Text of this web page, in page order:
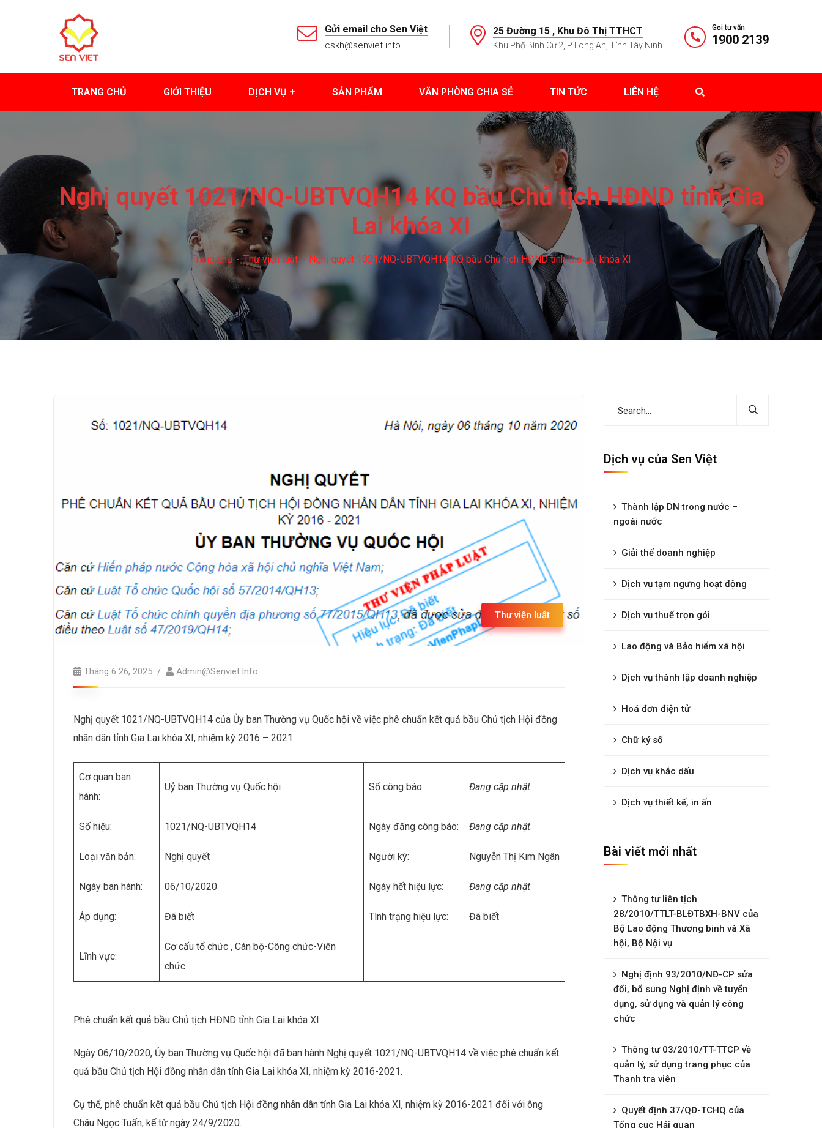
Gửi email cho Sen Việt
cskh@senviet.info
25 Đường 15 , Khu Đô Thị TTHCT
Khu Phố Bình Cư 2, P Long An, Tỉnh Tây Ninh
Gọi tư vấn
1900 2139
TRANG CHỦ GIỚI THIỆU DỊCH VỤ SẢN PHẨM VĂN PHÒNG CHIA SẺ TIN TỨC LIÊN HỆ
Nghị quyết 1021/NQ-UBTVQH14 KQ bầu Chủ tịch HĐND tỉnh Gia
Lai khóa XI
Trang chủ Thư viện luật Nghị quyết 1021/NQ-UBTVQH14 KQ bầu Chủ tịch HĐND tỉnh Gia Lai khóa XI
Thư viện luật
Tháng 6 26, 2025 Admin@senviet.info
Nghị quyết 1021/NQ-UBTVQH14 của Ủy ban Thường vụ Quốc hội về việc phê chuẩn kết quả bầu Chủ tịch Hội đồng
nhân dân tỉnh Gia Lai khóa XI, nhiệm kỳ 2016 – 2021
Cơ quan ban
hành:
Uỷ ban Thường vụ Quốc hội Số công báo: Đang cập nhật
Số hiệu: 1021/NQ-UBTVQH14 Ngày đăng công báo: Đang cập nhật
Loại văn bản: Nghị quyết Người ký: Nguyễn Thị Kim Ngân
Ngày ban hành: 06/10/2020 Ngày hết hiệu lực: Đang cập nhật
Áp dụng: Đã biết Tình trạng hiệu lực: Đã biết
Lĩnh vực:
Cơ cấu tổ chức , Cán bộ-Công chức-Viên
chức
Phê chuẩn kết quả bầu Chủ tịch HĐND tỉnh Gia Lai khóa XI
Ngày 06/10/2020, Ủy ban Thường vụ Quốc hội đã ban hành Nghị quyết 1021/NQ-UBTVQH14 về việc phê chuẩn kết
quả bầu Chủ tịch Hội đồng nhân dân tỉnh Gia Lai khóa XI, nhiệm kỳ 2016-2021.
Cụ thể, phê chuẩn kết quả bầu Chủ tịch Hội đồng nhân dân tỉnh Gia Lai khóa XI, nhiệm kỳ 2016-2021 đối với ông
Châu Ngọc Tuấn, kể từ ngày 24/9/2020.
Dịch vụ của Sen Việt
Thành lập DN trong nước –
ngoài nước
Giải thể doanh nghiệp
Dịch vụ tạm ngưng hoạt động
Dịch vụ thuế trọn gói
Lao động và Bảo hiểm xã hội
Dịch vụ thành lập doanh nghiệp
Hoá đơn điện tử
Chữ ký số
Dịch vụ khắc dấu
Dịch vụ thiết kế, in ấn
Bài viết mới nhất
Thông tư liên tịch
28/2010/TTLT-BLĐTBXH-BNV của
Bộ Lao động Thương binh và Xã
hội, Bộ Nội vụ
Nghị định 93/2010/NĐ-CP sửa
đổi, bổ sung Nghị định về tuyển
dụng, sử dụng và quản lý công
chức
Thông tư 03/2010/TT-TTCP về
quản lý, sử dụng trang phục của
Thanh tra viên
Quyết định 37/QĐ-TCHQ của
Tổng cục Hải quan